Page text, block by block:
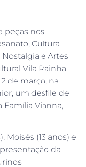
peças nos
Cultura
Nostalgia e Artes
Vila Rainha
de março, na
um desfile de
Família Vianna,
Moisés (13 anos) e
da